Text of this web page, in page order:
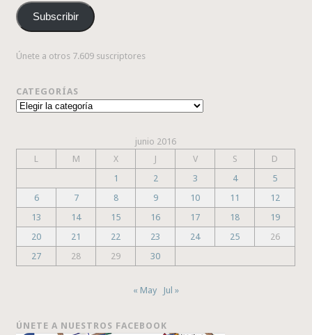
correo
electrónico
Subscribir
Únete a otros 7.609 suscriptores
CATEGORÍAS
Categorías
junio 2016
L
M X J V S
D
1
2 3 4
5
6
7 8 9 10 11
12
13
14 15 16 17 18
19
20
21 22 23 24 25
26
27
28 29 30
« May Jul »
ÚNETE A NUESTROS FACEBOOK